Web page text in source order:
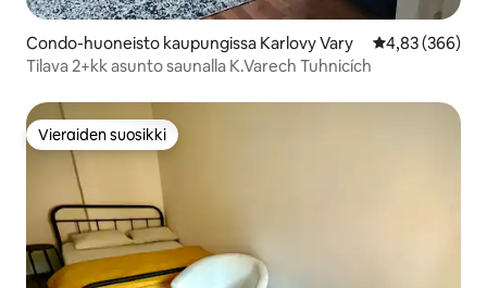
Condo-huoneisto kaupungissa Karlovy Vary
4,83 (366)
Tilava 2+kk asunto saunalla K.Varech Tuhnicích
Vieraiden suosikki
Vieraiden suosikki